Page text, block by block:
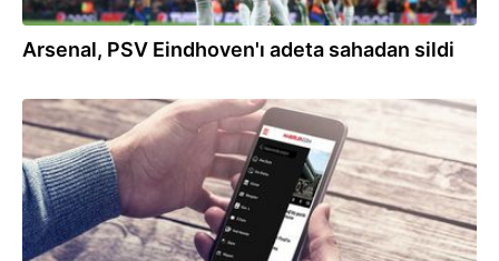
Arsenal, PSV Eindhoven'ı adeta sahadan sildi
31.08.2023